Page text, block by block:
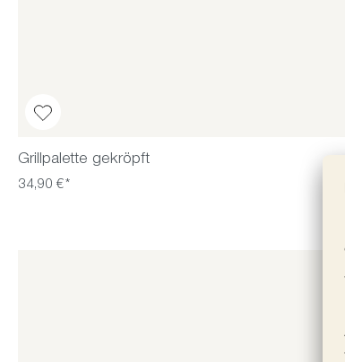
Grillpalette gekröpft
34,90 €*